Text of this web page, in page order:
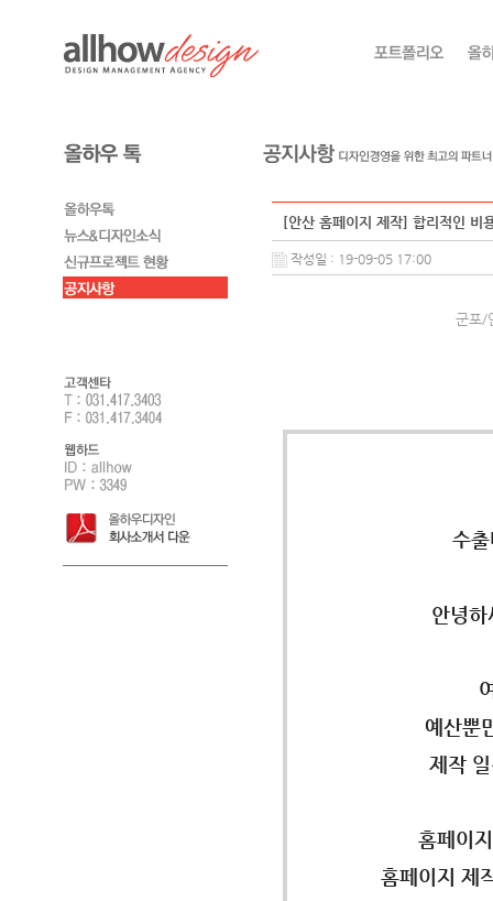
[안산 홈페이지 제작] 합리적인 비
작성일 : 19-09-05 17:00
군포/
수
안녕
예산뿐
제작
홈페이
홈페이지 제